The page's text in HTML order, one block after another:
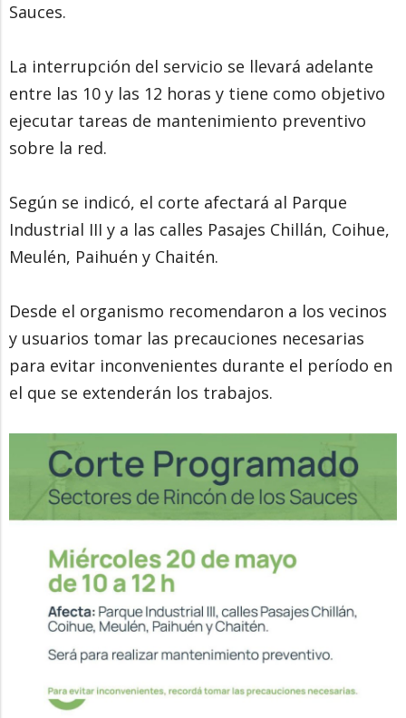
Sauces.
La interrupción del servicio se llevará adelante
entre las 10 y las 12 horas y tiene como objetivo
ejecutar tareas de mantenimiento preventivo
sobre la red.
Según se indicó, el corte afectará al Parque
Industrial III y a las calles Pasajes Chillán, Coihue,
Meulén, Paihuén y Chaitén.
Desde el organismo recomendaron a los vecinos
y usuarios tomar las precauciones necesarias
para evitar inconvenientes durante el período en
el que se extenderán los trabajos.